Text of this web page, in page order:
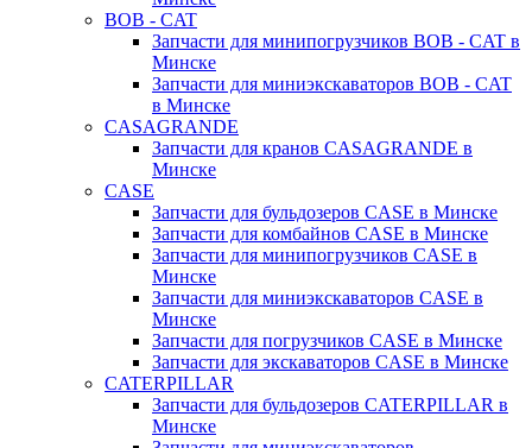
BOB - CAT
Запчасти для минипогрузчиков BOB - CAT в
Минске
Запчасти для миниэкскаваторов BOB - CAT
в Минске
CASAGRANDE
Запчасти для кранов CASAGRANDE в
Минске
CASE
Запчасти для бульдозеров CASE в Минске
Запчасти для комбайнов CASE в Минске
Запчасти для минипогрузчиков CASE в
Минске
Запчасти для миниэкскаваторов CASE в
Минске
Запчасти для погрузчиков CASE в Минске
Запчасти для экскаваторов CASE в Минске
CATERPILLAR
Запчасти для бульдозеров CATERPILLAR в
Минске